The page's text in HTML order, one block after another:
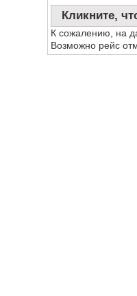
Кликните,
К сожалению, на
Возможно рейс